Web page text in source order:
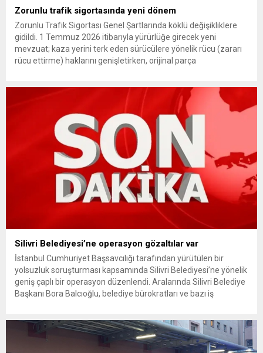
Zorunlu trafik sigortasında yeni dönem
Zorunlu Trafik Sigortası Genel Şartlarında köklü değişikliklere
gidildi. 1 Temmuz 2026 itibarıyla yürürlüğe girecek yeni
mevzuat; kaza yerini terk eden sürücülere yönelik rücu (zararı
rücu ettirme) haklarını genişletirken, orijinal parça
getiriyor. Hazine Müsteşarlığına bağlı ilgili kurumlarca...
Silivri Belediyesi’ne operasyon gözaltılar var
İstanbul Cumhuriyet Başsavcılığı tarafından yürütülen bir
yolsuzluk soruşturması kapsamında Silivri Belediyesi’ne yönelik
geniş çaplı bir operasyon düzenlendi. Aralarında Silivri Belediye
Başkanı Bora Balcıoğlu, belediye bürokratları ve bazı iş
inceleme ve arama çalışmaları devam ediyor. İstanbul’da...